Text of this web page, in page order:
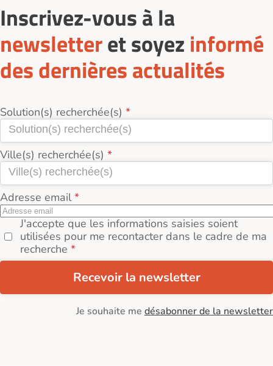
Inscrivez-vous à la
newsletteret soyez informé
des dernières actualités
Solution(s) recherchée(s)
Ville(s) recherchée(s)
Adresse email
J'accepte que les informations saisies soient
utilisées pour me recontacter dans le cadre de ma
recherche
Recevoir la newsletter
Je souhaite me désabonner de la newsletter